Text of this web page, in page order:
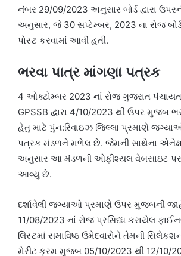
નંબર 29/09/2023 અનુસાર બોર્ડ દ્વારા
અનુસાર, જે 30 સપ્ટેમ્બર, 2023 ના રોજ
પોસ્ટ કરવામાં આવી હતી.
ભરવા પાત્ર માંગણા પત્રક
4 ઓક્ટોમ્બર 2023 નાં રોજ ગુજરાત
GPSSB દ્વારા 4/10/2023 થી ઉપર મુજબ
હેતુ માટે પુંન:રિવાઇઝ જિલ્લા પ્રમાણે જગ્યાઓ
પત્રક મંડળને મળેલ છે. જેમની સાથેના
અનુસાર આ મંડળની ઓફીશ્યલ વેબસાઇટ પર
આવ્યું છે.
દર્શાવેલી જગ્યાઓ પ્રમાણે ઉપર મુજબની
11/08/2023 નાં રોજ પ્રસિધ્ધ કરાયેલ
લિસ્ટમાં સમાવિષ્ઠ ઉમેદવારોને તેમની
મેરીટ ક્રમ મુજબ 05/10/2023 થી 12/10/